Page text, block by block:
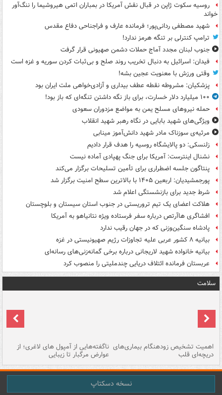
روسیه سکوت ژاپن در قبال نقش آمریکا در بمباران اتمی هیروشیما را ننگ‌آور
خواند
شهید مصطفی ردانی‌پور؛ فرمانده عارف و فراجناحی دفاع مقدس
ترامپ کنترلی بر تنگه هرمز ندارد!
جنوب لبنان مجدد آماج حملات دشمن صهیونی قرار گرفت
فیدان: اسرائیل به دنبال تخریب روند صلح و بی‌ثبات کردن سوریه و غزه است
وقتی ورزش با معنویت عجین بشه!
پزشکیان: مشروطه نقطه عطف بیداری و آزادی‌خواهی ملت ایران بود
۱۰۰ میلیارد دلار خسارت، برای باز نگه داشتن تنگه‌ای که باز بود!
حمله نیروهای مسلح یمن به مواضع مزدوران سعودی
ویژگی‌های شهید بابایی در نگاه رهبر شهید انقلاب
مرثیه‌ی سوزناک مادر شهید دانش‌آموز مینابی
زلنسکی: دو پالایشگاه روسیه را هدف قرار دادیم
نشنال اینترست: آمریکا برای جنگ پهپادی آماده نیست
پنتاگون جلسه اضطراری برای تأمین تسلیحات برگزار می‌کند
پورجمشیدیان: اربعین ۱۴۰۵ با بالاترین سطح امنیت برگزار شد
شرط جدید برای بازنشستگی اعلام شد
هلاکت اعضای یک تیم تروریستی در جنوب استان سیستان و بلوچستان
افشاگری هاآرتص درباره سفر فرستاده ویژه نتانیاهو به آمریکا
پادشاه سنگین‌وزنی که در جهان رقیب ندارد
بیانیه ۸ کشور عربی علیه تجاوزات رژیم صهیونیستی در غزه
بیانیه خانواده شهید لاریجانی درباره برخی گمانه‌زنی‌های رسانه‌ای
عربستان فرمانده ائتلاف دریایی چندملیتی را منصوب کرد
سلامت
اهمیت تشخیص زودهنگام بیماری‌های
دریچه‌ای قلب
ناگفته‌هایی از آمپول های لاغری؛ از
عوارض مرگبار تا زیبایی
نسخه دسکتاپ